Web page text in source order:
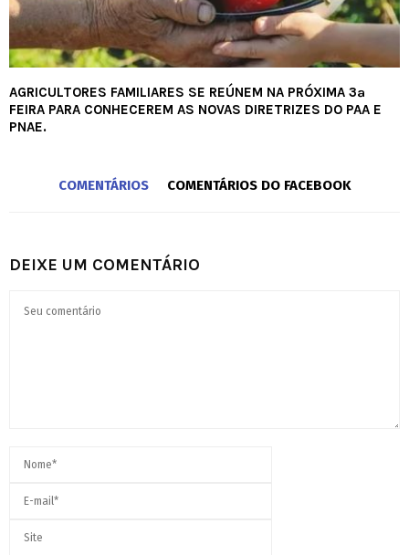
AGRICULTORES FAMILIARES SE REÚNEM NA PRÓXIMA 3ª
FEIRA PARA CONHECEREM AS NOVAS DIRETRIZES DO PAA E
PNAE.
COMENTÁRIOS COMENTÁRIOS DO FACEBOOK
DEIXE UM COMENTÁRIO